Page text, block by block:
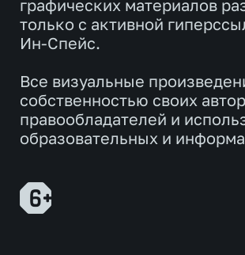
графических материалов
только с активной
Ин-Спейс.
Все визуальные
собственностью своих
правообладателей и
образовательных и